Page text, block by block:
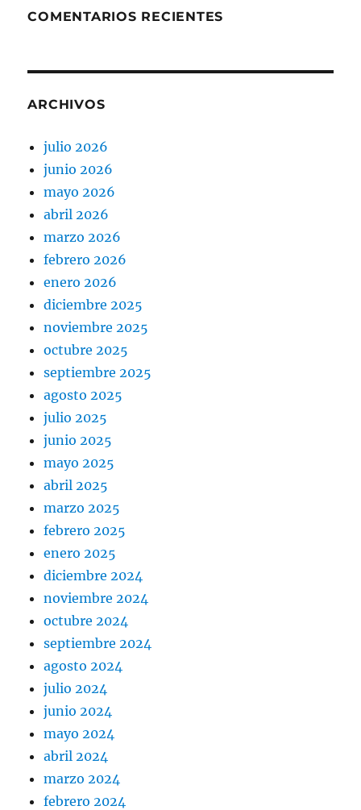
COMENTARIOS RECIENTES
ARCHIVOS
julio 2026
junio 2026
mayo 2026
abril 2026
marzo 2026
febrero 2026
enero 2026
diciembre 2025
noviembre 2025
octubre 2025
septiembre 2025
agosto 2025
julio 2025
junio 2025
mayo 2025
abril 2025
marzo 2025
febrero 2025
enero 2025
diciembre 2024
noviembre 2024
octubre 2024
septiembre 2024
agosto 2024
julio 2024
junio 2024
mayo 2024
abril 2024
marzo 2024
febrero 2024